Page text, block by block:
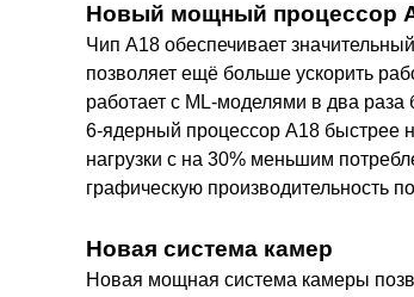
Новый мощный процессор
Чип A18 обеспечивает
позволяет ещё больше ускорить
работает с ML-моделями в два
6-ядерный процессор A18 быстрее
нагрузки с на 30% меньшим
графическую производительность
Новая система камер
Новая мощная система камеры